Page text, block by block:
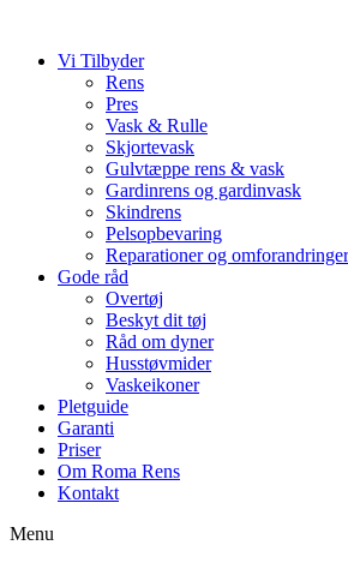
Vi Tilbyder
Rens
Pres
Vask & Rulle
Skjortevask
Gulvtæppe rens & vask
Gardinrens og gardinvask
Skindrens
Pelsopbevaring
Reparationer og omforandringer
Gode råd
Overtøj
Beskyt dit tøj
Råd om dyner
Husstøvmider
Vaskeikoner
Pletguide
Garanti
Priser
Om Roma Rens
Kontakt
Menu